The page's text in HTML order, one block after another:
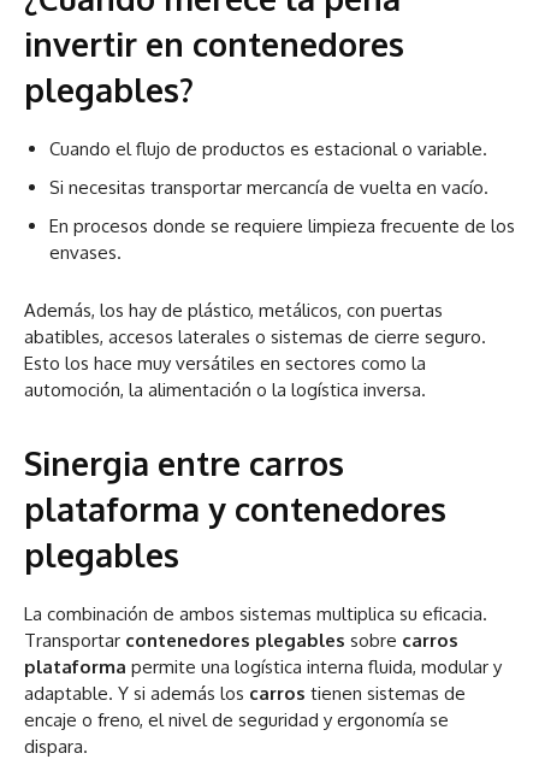
invertir en contenedores
plegables?
Cuando el flujo de productos es estacional o variable.
Si necesitas transportar mercancía de vuelta en vacío.
En procesos donde se requiere limpieza frecuente de los
envases.
Además, los hay de plástico, metálicos, con puertas
abatibles, accesos laterales o sistemas de cierre seguro.
Esto los hace muy versátiles en sectores como la
automoción, la alimentación o la logística inversa.
Sinergia entre carros
plataforma y contenedores
plegables
La combinación de ambos sistemas multiplica su eficacia.
Transportar contenedores plegables sobre carros
plataforma permite una logística interna fluida, modular y
adaptable. Y si además los carros tienen sistemas de
encaje o freno, el nivel de seguridad y ergonomía se
dispara.